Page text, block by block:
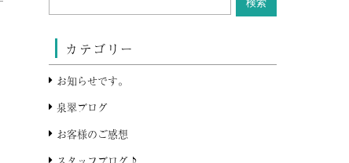
カテゴリー
お知らせです。
泉翠ブログ
お客様のご感想